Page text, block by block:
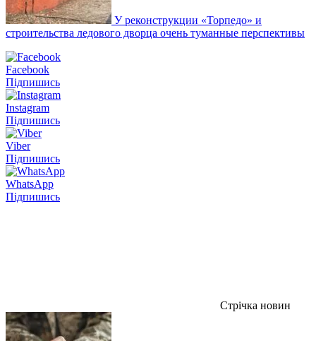
У реконструкции «Торпедо» и
строительства ледового дворца очень туманные перспективы
Facebook
Підпишись
Instagram
Підпишись
Viber
Підпишись
WhatsApp
Підпишись
Стрічка новин